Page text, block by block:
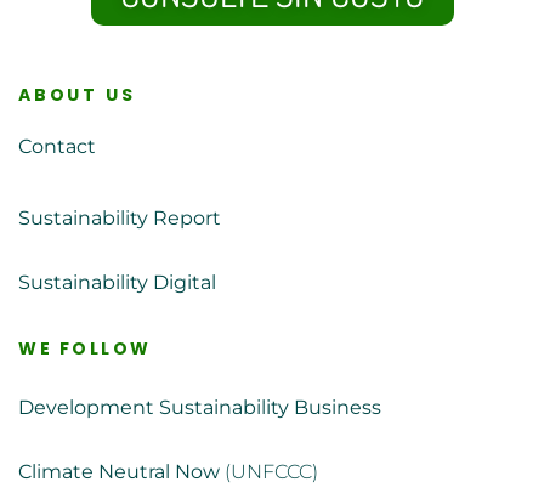
ABOUT US
Contact
Sustainability Report
Sustainability Digital
WE FOLLOW
Development Sustainability Business
Climate Neutral Now (UNFCCC)